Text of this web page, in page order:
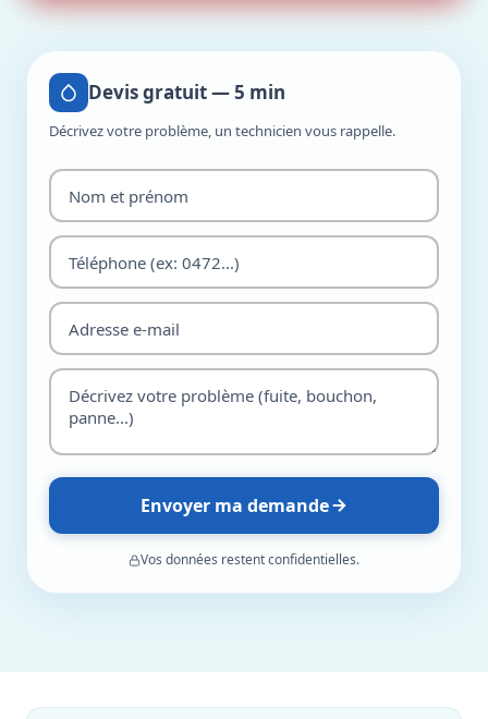
Devis gratuit — 5 min
Décrivez votre problème, un technicien vous rappelle.
Envoyer ma demande
Vos données restent confidentielles.